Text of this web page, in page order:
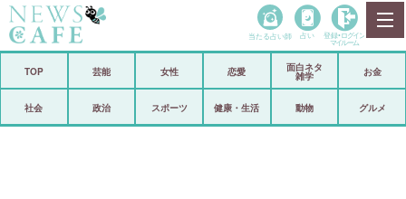
政治
当たる占い師 占い 登録• ログイン
マイルーム
TOP 芸能 女性 恋愛
面白ネタ
雑学
お金
社会 政治 スポーツ 健康・生活 動物 グルメ